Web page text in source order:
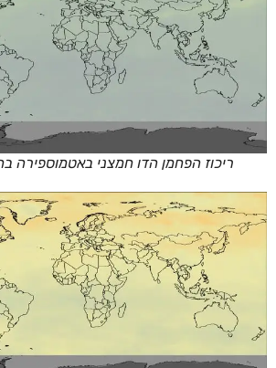
ריכוז הפחמן הדו חמצני באטמוספירה